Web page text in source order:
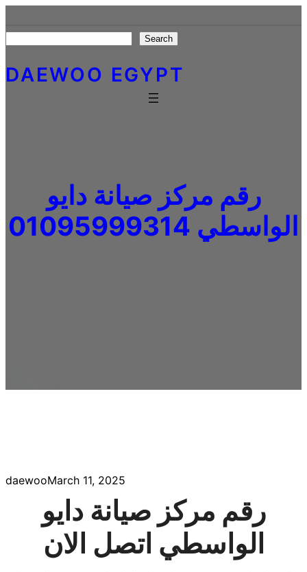
to
content
Search
DAEWOO EGYPT
رقم مركز صيانة دايو
الواسطي 01095999314
daewooMarch 11, 2025
رقم مركز صيانة دايو
الواسطي اتصل الان